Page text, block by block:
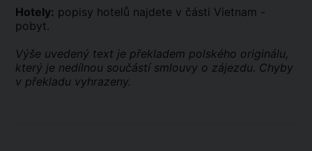
Hotely: popisy hotelů najdete v části Vietnam -
pobyt.
Výše uvedený text je překladem polského originálu,
který je nedílnou součástí smlouvy o zájezdu. Chyby
v překladu vyhrazeny.